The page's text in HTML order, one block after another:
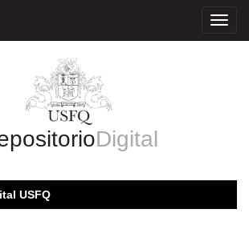
Digital
USFQ